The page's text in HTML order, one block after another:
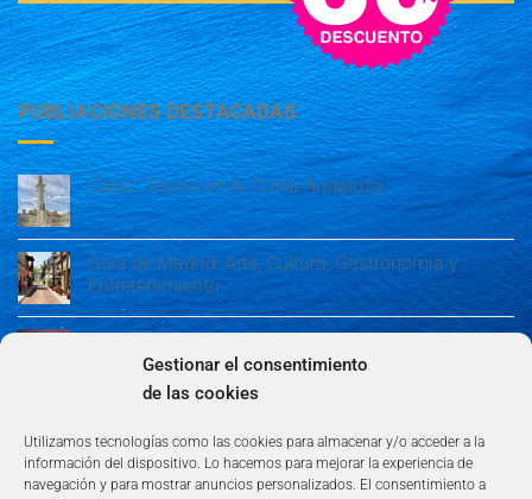
Gestionar el consentimiento
de las cookies
Utilizamos tecnologías como las cookies para almacenar y/o acceder a la
información del dispositivo. Lo hacemos para mejorar la experiencia de
navegación y para mostrar anuncios personalizados. El consentimiento a
PUBLIACIONES DESTACADAS
Cádiz: Tesoro en la Costa Andaluza
Guía de Madrid: Arte, Cultura, Gastronomía y
Entretenimiento
Guía de Madrid: Arte, Cultura, Gastronomía y
Entretenimiento